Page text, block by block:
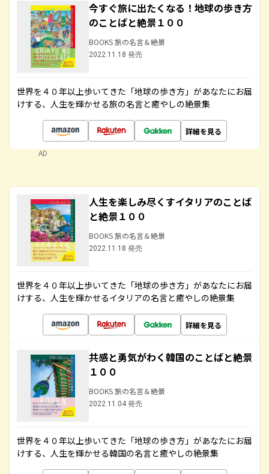
今すぐ旅に出たくなる！地球の歩き方
のことばと絶景１００
BOOKS 旅の名言＆絶景
2022.11.18 発売
世界を４０年以上歩いてきた「地球の歩き方」があなたにお届
けする、人生を輝かせる旅の名言と癒やしの絶景集
詳細を見る
AD
人生を楽しみ尽くすイタリアのことば
と絶景１００
BOOKS 旅の名言＆絶景
2022.11.18 発売
世界を４０年以上歩いてきた「地球の歩き方」があなたにお届
けする、人生を輝かせるイタリアの名言と癒やしの絶景集
詳細を見る
共感と勇気がわく韓国のことばと絶景
１００
BOOKS 旅の名言＆絶景
2022.11.04 発売
世界を４０年以上歩いてきた「地球の歩き方」があなたにお届
けする、人生を輝かせる韓国の名言と癒やしの絶景集